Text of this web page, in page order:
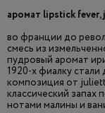
аромат lipstick fever,
во франции до
смесь из
пудровый аромат
1920-х фиалку
композиция от
классический запах
нотами малины и